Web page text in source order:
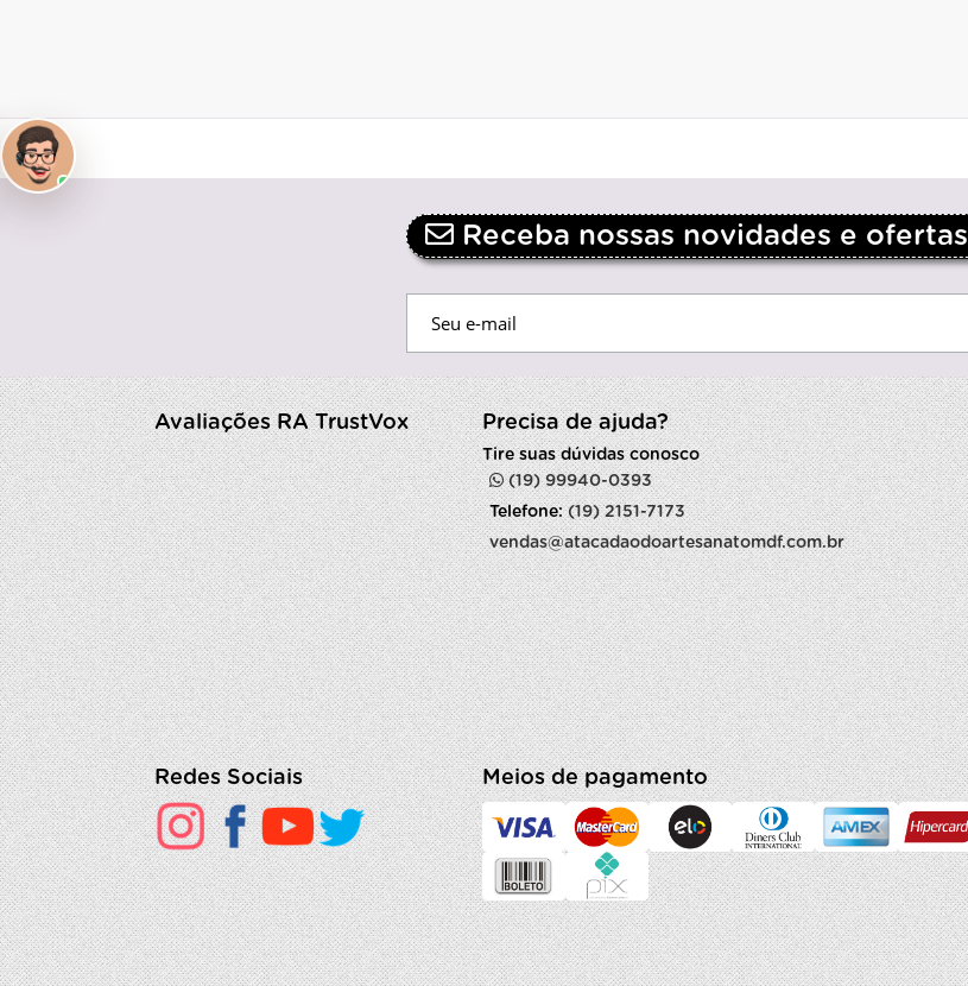
Receba nossas novidades e ofertas
Avaliações RA TrustVox Precisa de ajuda?
Tire suas dúvidas conosco
(19) 99940-0393
Telefone:(19) 2151-7173
vendas@atacadaodoartesanatomdf.com.br
Redes Sociais Meios de pagamento